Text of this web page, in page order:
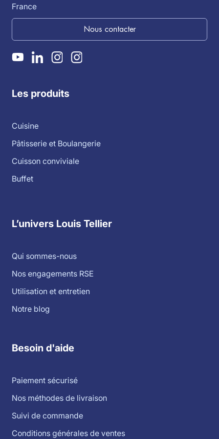
France
Nous contacter
Les produits
Cuisine
Pâtisserie et Boulangerie
Cuisson conviviale
Buffet
L’univers Louis Tellier
Qui sommes-nous
Nos engagements RSE
Utilisation et entretien
Notre blog
Besoin d'aide
Paiement sécurisé
Nos méthodes de livraison
Suivi de commande
Conditions générales de ventes